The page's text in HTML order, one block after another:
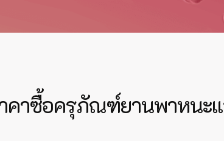
คาซื้อครุภัณฑ์ยานพาหนะ